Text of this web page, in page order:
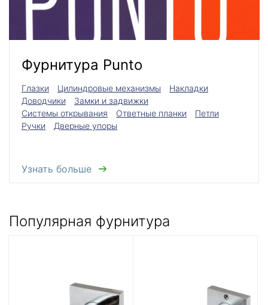
Фурнитура Punto
Глазки Цилиндровые механизмы
Накладки
Доводчики
Замки и задвижки
Системы открывания
Ответные планки
Петли
Ручки
Дверные упоры
Узнать больше
Популярная фурнитура